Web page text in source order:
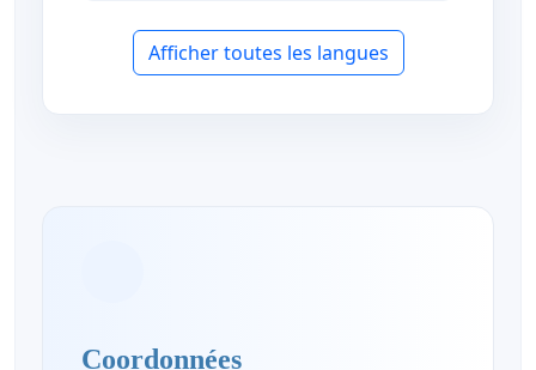
Afficher toutes les langues
Coordonnées